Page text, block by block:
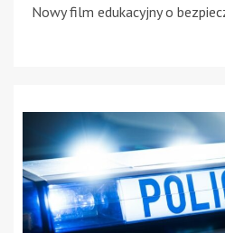
Nowy film edukacyjny o